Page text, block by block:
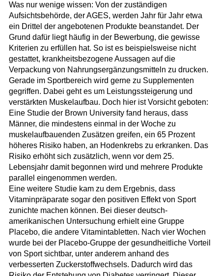
Was nur wenige wissen: Von der zuständigen
Aufsichtsbehörde, der AGES, werden Jahr für Jahr etwa
ein Drittel der angebotenen Produkte beanstandet. Der
Grund dafür liegt häufig in der Bewerbung, die gewisse
Kriterien zu erfüllen hat. So ist es beispielsweise nicht
gestattet, krankheitsbezogene Aussagen auf die
Verpackung von Nahrungsergänzungsmitteln zu drucken.
Gerade im Sportbereich wird gerne zu Supplementen
gegriffen. Dabei geht es um Leistungssteigerung und
verstärkten Muskelaufbau. Doch hier ist Vorsicht geboten:
Eine Studie der Brown University fand heraus, dass
Männer, die mindestens einmal in der Woche zu
muskelaufbauenden Zusätzen greifen, ein 65 Prozent
höheres Risiko haben, an Hodenkrebs zu erkranken. Das
Risiko erhöht sich zusätzlich, wenn vor dem 25.
Lebensjahr damit begonnen wird und mehrere Produkte
parallel eingenommen werden.
Eine weitere Studie kam zu dem Ergebnis, dass
Vitaminpräparate sogar den positiven Effekt von Sport
zunichte machen können. Bei dieser deutsch-
amerikanischen Untersuchung erhielt eine Gruppe
Placebo, die andere Vitamintabletten. Nach vier Wochen
wurde bei der Placebo-Gruppe der gesundheitliche Vorteil
von Sport sichtbar, unter anderem anhand des
verbesserten Zuckerstoffwechsels. Dadurch wird das